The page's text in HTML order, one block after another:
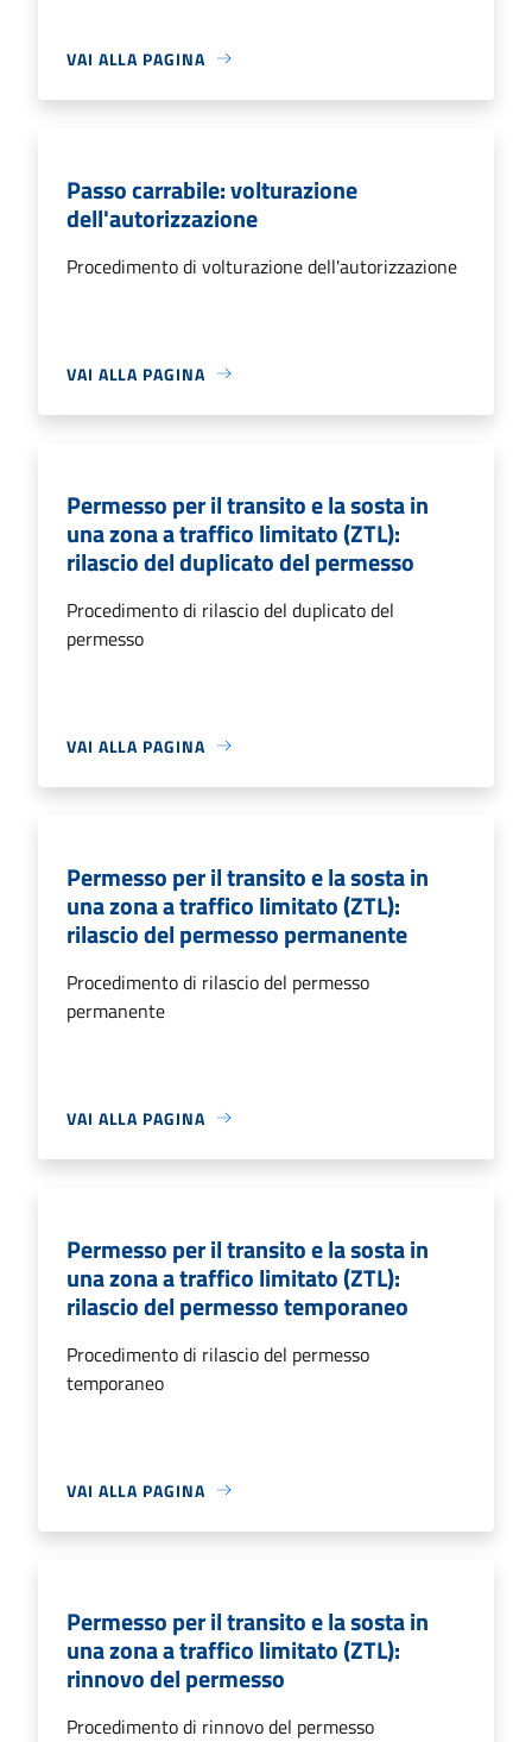
VAI ALLA PAGINA
Passo carrabile: volturazione
dell'autorizzazione
Procedimento di volturazione dell'autorizzazione
VAI ALLA PAGINA
Permesso per il transito e la sosta in
una zona a traffico limitato (ZTL):
rilascio del duplicato del permesso
Procedimento di rilascio del duplicato del
permesso
VAI ALLA PAGINA
Permesso per il transito e la sosta in
una zona a traffico limitato (ZTL):
rilascio del permesso permanente
Procedimento di rilascio del permesso
permanente
VAI ALLA PAGINA
Permesso per il transito e la sosta in
una zona a traffico limitato (ZTL):
rilascio del permesso temporaneo
Procedimento di rilascio del permesso
temporaneo
VAI ALLA PAGINA
Permesso per il transito e la sosta in
una zona a traffico limitato (ZTL):
rinnovo del permesso
Procedimento di rinnovo del permesso